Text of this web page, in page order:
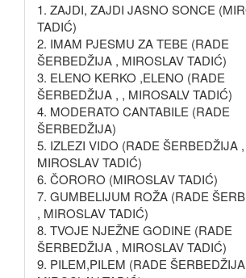
1. ZAJDI, ZAJDI JASNO SONCE
TADIĆ)
2. IMAM PJESMU ZA TEBE (RADE
ŠERBEDŽIJA , MIROSLAV TADIĆ)
3. ELENO KERKO ,ELENO (RADE
ŠERBEDŽIJA , , MIROSALV TADIĆ)
4. MODERATO CANTABILE (RADE
ŠERBEDŽIJA)
5. IZLEZI VIDO (RADE ŠERBEDŽIJA
MIROSLAV TADIĆ)
6. ČORORO (MIROSLAV TADIĆ)
7. GUMBELIJUM ROŽA (RADE
, MIROSLAV TADIĆ)
8. TVOJE NJEŽNE GODINE (RADE
ŠERBEDŽIJA , MIROSLAV TADIĆ)
9. PILEM,PILEM (RADE